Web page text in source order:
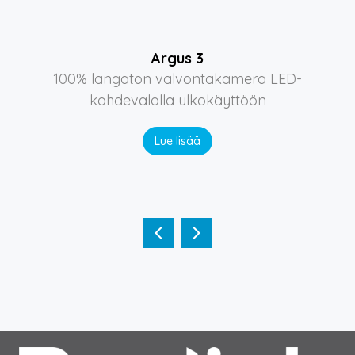
Argus 3
100% langaton valvontakamera LED-
kohdevalolla ulkokäyttöön
Lue lisää